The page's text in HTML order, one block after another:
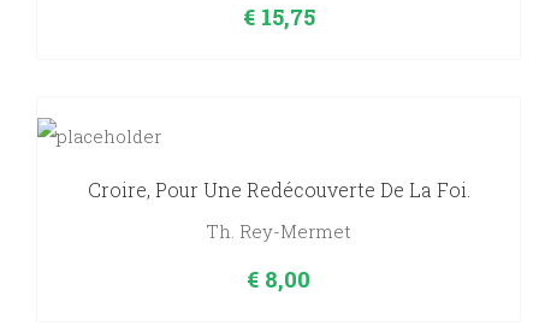
€15,75
Croire, Pour Une Redécouverte De La Foi.
Th. Rey-Mermet
€ 8,00